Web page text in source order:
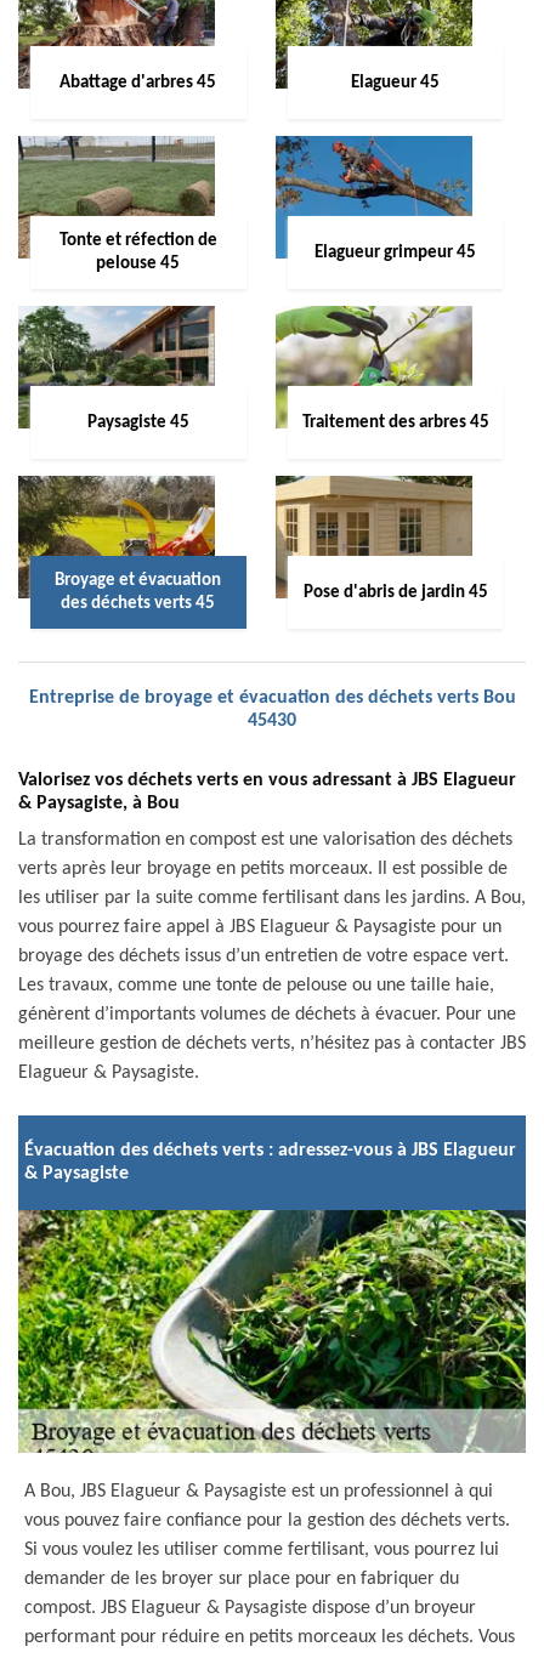
Abattage d'arbres 45 Elagueur 45
Tonte et réfection de
pelouse 45
Elagueur grimpeur 45
Paysagiste 45 Traitement des arbres 45
Broyage et évacuation
des déchets verts 45
Pose d'abris de jardin 45
Entreprise de broyage et évacuation des déchets verts Bou
45430
Valorisez vos déchets verts en vous adressant à JBS Elagueur
& Paysagiste, à Bou
La transformation en compost est une valorisation des déchets
verts après leur broyage en petits morceaux. Il est possible de
les utiliser par la suite comme fertilisant dans les jardins. A Bou,
vous pourrez faire appel à JBS Elagueur & Paysagiste pour un
broyage des déchets issus d’un entretien de votre espace vert.
Les travaux, comme une tonte de pelouse ou une taille haie,
génèrent d’importants volumes de déchets à évacuer. Pour une
meilleure gestion de déchets verts, n’hésitez pas à contacter JBS
Elagueur & Paysagiste.
Évacuation des déchets verts : adressez-vous à JBS Elagueur
& Paysagiste
A Bou, JBS Elagueur & Paysagiste est un professionnel à qui
vous pouvez faire confiance pour la gestion des déchets verts.
Si vous voulez les utiliser comme fertilisant, vous pourrez lui
demander de les broyer sur place pour en fabriquer du
compost. JBS Elagueur & Paysagiste dispose d’un broyeur
performant pour réduire en petits morceaux les déchets. Vous